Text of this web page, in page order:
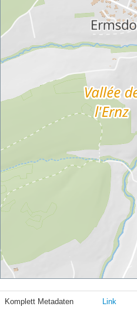
Komplett Metadaten Link